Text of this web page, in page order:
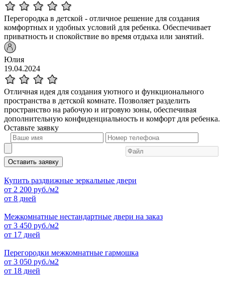
Перегородка в детской - отличное решение для создания
комфортных и удобных условий для ребенка. Обеспечивает
приватность и спокойствие во время отдыха или занятий.
Юлия
19.04.2024
Отличная идея для создания уютного и функционального
пространства в детской комнате. Позволяет разделить
пространство на рабочую и игровую зоны, обеспечивая
дополнительную конфиденциальность и комфорт для ребенка.
Оставьте заявку
Оставить заявку
Купить раздвижные зеркальные двери
от 2 200 руб./м2
от 8 дней
Межкомнатные нестандартные двери на заказ
от 3 450 руб./м2
от 17 дней
Перегородки межкомнатные гармошка
от 3 050 руб./м2
от 18 дней